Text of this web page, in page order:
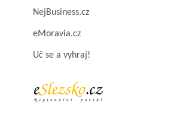
NejBusiness.cz
eMoravia.cz
Uč se a vyhraj!